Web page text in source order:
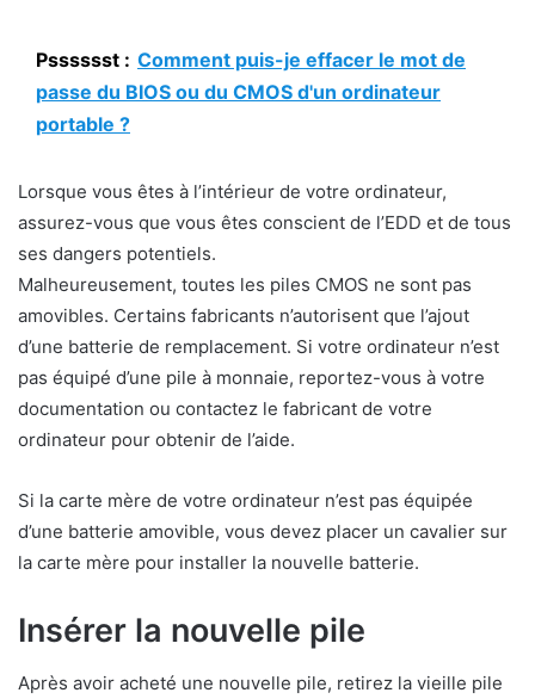
Psssssst : Comment puis-je effacer le mot de
passe du BIOS ou du CMOS d'un ordinateur
portable ?
Lorsque vous êtes à l’intérieur de votre ordinateur,
assurez-vous que vous êtes conscient de l’EDD et de tous
ses dangers potentiels.
Malheureusement, toutes les piles CMOS ne sont pas
amovibles. Certains fabricants n’autorisent que l’ajout
d’une batterie de remplacement. Si votre ordinateur n’est
pas équipé d’une pile à monnaie, reportez-vous à votre
documentation ou contactez le fabricant de votre
ordinateur pour obtenir de l’aide.
Si la carte mère de votre ordinateur n’est pas équipée
d’une batterie amovible, vous devez placer un cavalier sur
la carte mère pour installer la nouvelle batterie.
Insérer la nouvelle pile
Après avoir acheté une nouvelle pile, retirez la vieille pile